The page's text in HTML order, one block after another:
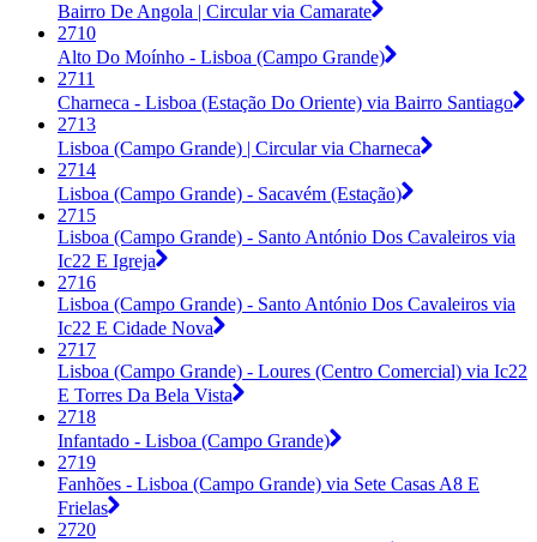
Bairro De Angola | Circular via Camarate
2710
Alto Do Moínho - Lisboa (Campo Grande)
2711
Charneca - Lisboa (Estação Do Oriente) via Bairro Santiago
2713
Lisboa (Campo Grande) | Circular via Charneca
2714
Lisboa (Campo Grande) - Sacavém (Estação)
2715
Lisboa (Campo Grande) - Santo António Dos Cavaleiros via
Ic22 E Igreja
2716
Lisboa (Campo Grande) - Santo António Dos Cavaleiros via
Ic22 E Cidade Nova
2717
Lisboa (Campo Grande) - Loures (Centro Comercial) via Ic22
E Torres Da Bela Vista
2718
Infantado - Lisboa (Campo Grande)
2719
Fanhões - Lisboa (Campo Grande) via Sete Casas A8 E
Frielas
2720